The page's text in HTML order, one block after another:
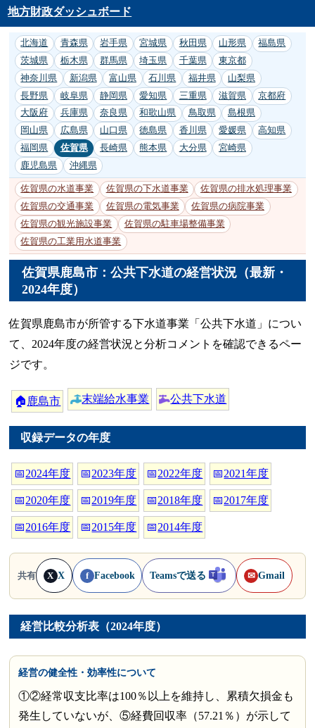
地方財政ダッシュボード
北海道 青森県 岩手県 宮城県 秋田県 山形県
福島県
茨城県
栃木県 群馬県 埼玉県 千葉県
東京都
神奈川県
新潟県 富山県 石川県 福井県
山梨県
長野県
岐阜県 静岡県 愛知県 三重県 滋賀県
京都府
大阪府
兵庫県 奈良県 和歌山県 鳥取県
島根県
岡山県
広島県 山口県 徳島県 香川県 愛媛県
高知県
福岡県
佐賀県 長崎県 熊本県 大分県
宮崎県
鹿児島県
沖縄県
佐賀県の水道事業 佐賀県の下水道事業
佐賀県の排水処理事業
佐賀県の交通事業
佐賀県の電気事業
佐賀県の病院事業
佐賀県の観光施設事業
佐賀県の駐車場整備事業
佐賀県の工業用水道事業
佐賀県鹿島市：公共下水道の経営状況（最新・
2024年度）
佐賀県鹿島市が所管する下水道事業「公共下水道」につい
て、2024年度の経営状況と分析コメントを確認できるペー
ジです。
🏠 鹿島市 末端給水事業 公共下水道
収録データの年度
📅2024年度 📅2023年度 📅2022年度 📅2021年度
📅2020年度 📅2019年度 📅2018年度 📅2017年度
📅2016年度 📅2015年度 📅2014年度
共有 X X f Facebook Teamsで送る ✉ Gmail
経営比較分析表（2024年度）
経営の健全性・効率性について
①②経常収支比率は100％以上を維持し、累積欠損金も
発生していないが、⑤経費回収率（57.21％）が示して